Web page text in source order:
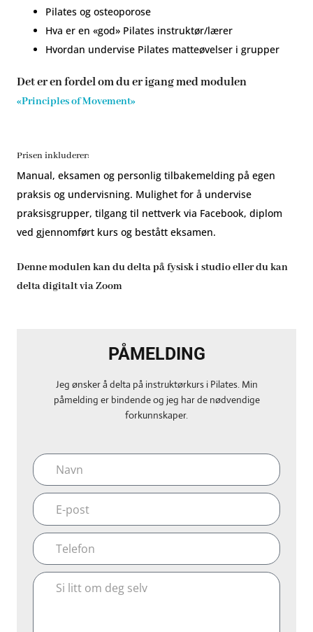
Pilates og osteoporose
Hva er en «god» Pilates instruktør/lærer
Hvordan undervise Pilates matteøvelser i grupper
Det er en fordel om du er igang med modulen
«Principles of Movement»
Prisen inkluderer:
Manual, eksamen og personlig tilbakemelding på egen
praksis og undervisning. Mulighet for å undervise
praksisgrupper, tilgang til nettverk via Facebook, diplom
ved gjennomført kurs og bestått eksamen.
Denne modulen kan du delta på fysisk i studio eller du kan
delta digitalt via Zoom
PÅMELDING
Jeg ønsker å delta på instruktørkurs i Pilates. Min
påmelding er bindende og jeg har de nødvendige
forkunnskaper.
Navn
E-
post
Telefon
Si